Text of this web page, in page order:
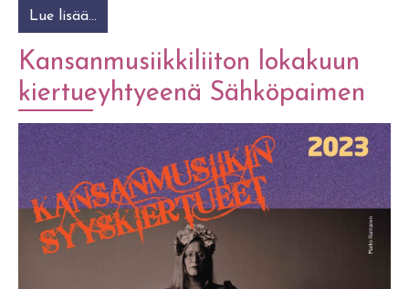
Lue lisää…
Kansanmusiikkiliiton lokakuun
kiertueyhtyeenä Sähköpaimen